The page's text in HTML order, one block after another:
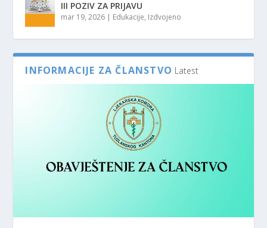
III POZIV ZA PRIJAVU
mar 19, 2026 | Edukacije, Izdvojeno
INFORMACIJE ZA ČLANSTVO Latest